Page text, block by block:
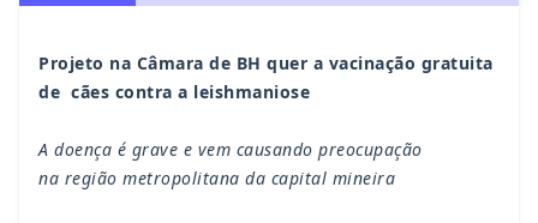
Projeto na Câmara de BH quer a vacinação gratuita
de cães contra a leishmaniose
A doença é grave e vem causando preocupação
na região metropolitana da capital mineira